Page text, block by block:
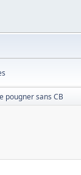
pougner sans CB